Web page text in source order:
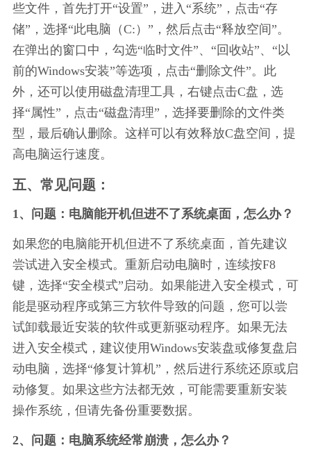
些文件，首先打开“设置”，进入“系统”，点击“存
储”，选择“此电脑（C:）”，然后点击“释放空间”。
在弹出的窗口中，勾选“临时文件”、“回收站”、“以
前的Windows安装”等选项，点击“删除文件”。此
外，还可以使用磁盘清理工具，右键点击C盘，选
择“属性”，点击“磁盘清理”，选择要删除的文件类
型，最后确认删除。这样可以有效释放C盘空间，提
高电脑运行速度。
五、常见问题：
1、问题：电脑能开机但进不了系统桌面，怎么办？
如果您的电脑能开机但进不了系统桌面，首先建议
尝试进入安全模式。重新启动电脑时，连续按F8
键，选择“安全模式”启动。如果能进入安全模式，可
能是驱动程序或第三方软件导致的问题，您可以尝
试卸载最近安装的软件或更新驱动程序。如果无法
进入安全模式，建议使用Windows安装盘或修复盘启
动电脑，选择“修复计算机”，然后进行系统还原或启
动修复。如果这些方法都无效，可能需要重新安装
操作系统，但请先备份重要数据。
2、问题：电脑系统经常崩溃，怎么办？